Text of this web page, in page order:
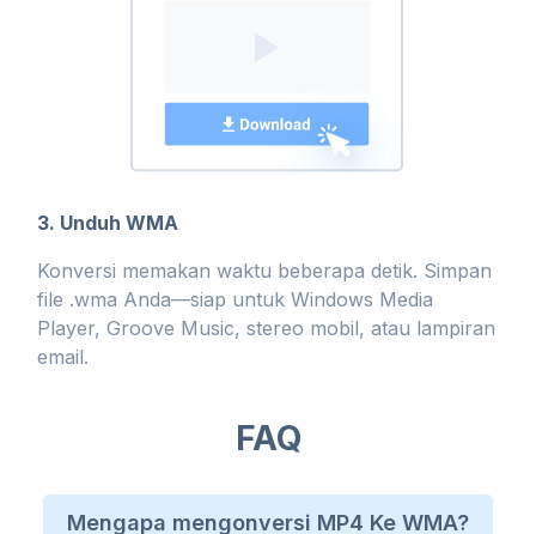
3. Unduh WMA
Konversi memakan waktu beberapa detik. Simpan
file .wma Anda—siap untuk Windows Media
Player, Groove Music, stereo mobil, atau lampiran
email.
FAQ
Mengapa mengonversi MP4 Ke WMA?